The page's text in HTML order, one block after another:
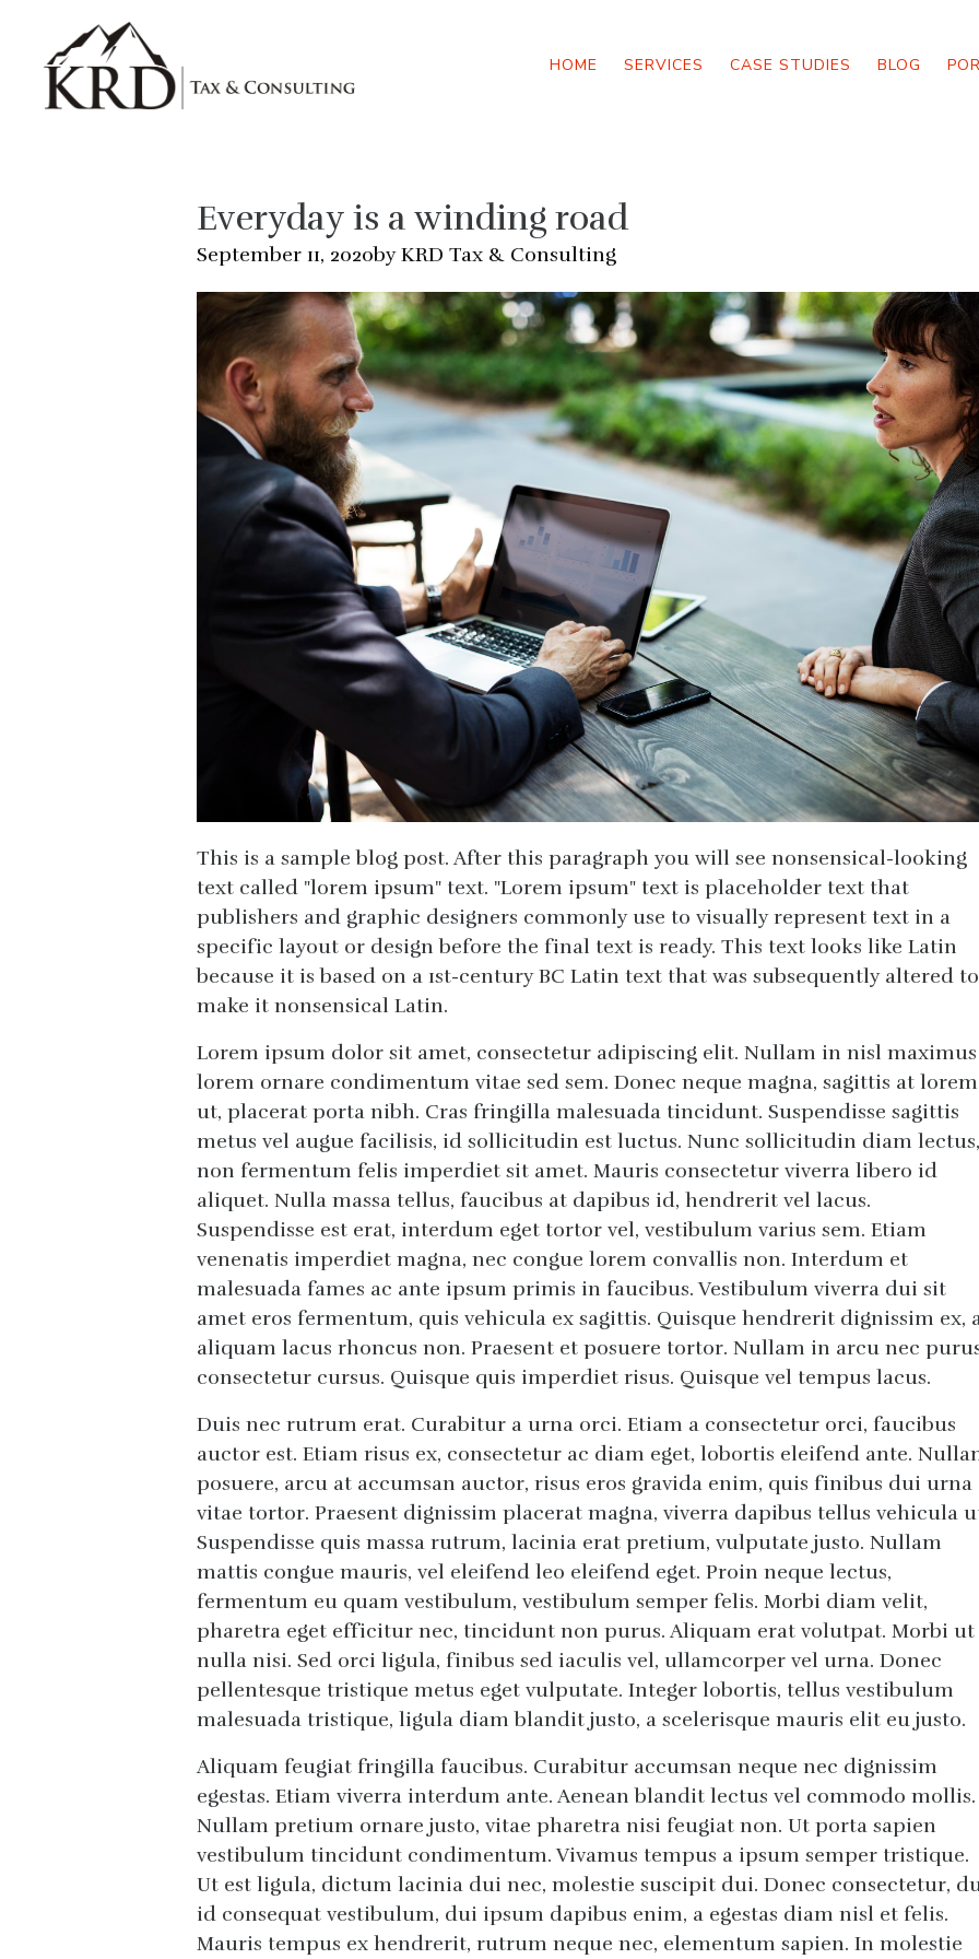
Skip to main content
HOME SERVICES CASE STUDIES BLOG
Everyday is a winding road
September 11, 2020by KRD Tax & Consulting
This is a sample blog post. After this paragraph you will see nonsensical-looking
text called "lorem ipsum" text. "Lorem ipsum" text is placeholder text that
publishers and graphic designers commonly use to visually represent text in a
specific layout or design before the final text is ready. This text looks like Latin
because it is based on a 1st-century BC Latin text that was subsequently altered to
make it nonsensical Latin.
Lorem ipsum dolor sit amet, consectetur adipiscing elit. Nullam in nisl maximus
lorem ornare condimentum vitae sed sem. Donec neque magna, sagittis at lorem
ut, placerat porta nibh. Cras fringilla malesuada tincidunt. Suspendisse sagittis
metus vel augue facilisis, id sollicitudin est luctus. Nunc sollicitudin diam lectus,
non fermentum felis imperdiet sit amet. Mauris consectetur viverra libero id
aliquet. Nulla massa tellus, faucibus at dapibus id, hendrerit vel lacus.
Suspendisse est erat, interdum eget tortor vel, vestibulum varius sem. Etiam
venenatis imperdiet magna, nec congue lorem convallis non. Interdum et
malesuada fames ac ante ipsum primis in faucibus. Vestibulum viverra dui sit
amet eros fermentum, quis vehicula ex sagittis. Quisque hendrerit dignissim ex,
aliquam lacus rhoncus non. Praesent et posuere tortor. Nullam in arcu nec
consectetur cursus. Quisque quis imperdiet risus. Quisque vel tempus lacus.
Duis nec rutrum erat. Curabitur a urna orci. Etiam a consectetur orci, faucibus
auctor est. Etiam risus ex, consectetur ac diam eget, lobortis eleifend ante.
posuere, arcu at accumsan auctor, risus eros gravida enim, quis finibus dui urna
vitae tortor. Praesent dignissim placerat magna, viverra dapibus tellus vehicula
Suspendisse quis massa rutrum, lacinia erat pretium, vulputate justo. Nullam
mattis congue mauris, vel eleifend leo eleifend eget. Proin neque lectus,
fermentum eu quam vestibulum, vestibulum semper felis. Morbi diam velit,
pharetra eget efficitur nec, tincidunt non purus. Aliquam erat volutpat. Morbi ut
nulla nisi. Sed orci ligula, finibus sed iaculis vel, ullamcorper vel urna. Donec
pellentesque tristique metus eget vulputate. Integer lobortis, tellus vestibulum
malesuada tristique, ligula diam blandit justo, a scelerisque mauris elit eu justo.
Aliquam feugiat fringilla faucibus. Curabitur accumsan neque nec dignissim
egestas. Etiam viverra interdum ante. Aenean blandit lectus vel commodo mollis.
Nullam pretium ornare justo, vitae pharetra nisi feugiat non. Ut porta sapien
vestibulum tincidunt condimentum. Vivamus tempus a ipsum semper tristique.
Ut est ligula, dictum lacinia dui nec, molestie suscipit dui. Donec consectetur,
id consequat vestibulum, dui ipsum dapibus enim, a egestas diam nisl et felis.
Mauris tempus ex hendrerit, rutrum neque nec, elementum sapien. In molestie